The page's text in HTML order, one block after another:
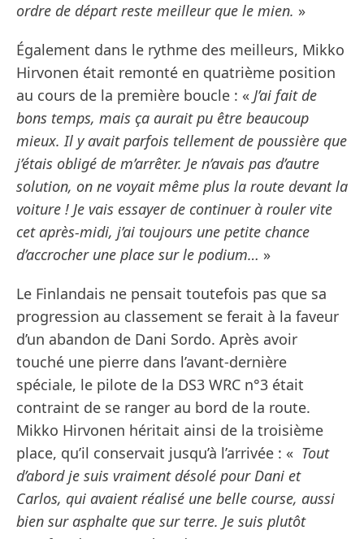
ordre de départ reste meilleur que le mien. »
Également dans le rythme des meilleurs, Mikko
Hirvonen était remonté en quatrième position
au cours de la première boucle : « J’ai fait de
bons temps, mais ça aurait pu être beaucoup
mieux. Il y avait parfois tellement de poussière que
j’étais obligé de m’arrêter. Je n’avais pas d’autre
solution, on ne voyait même plus la route devant la
voiture ! Je vais essayer de continuer à rouler vite
cet après-midi, j’ai toujours une petite chance
d’accrocher une place sur le podium… »
Le Finlandais ne pensait toutefois pas que sa
progression au classement se ferait à la faveur
d’un abandon de Dani Sordo. Après avoir
touché une pierre dans l’avant-dernière
spéciale, le pilote de la DS3 WRC n°3 était
contraint de se ranger au bord de la route.
Mikko Hirvonen héritait ainsi de la troisième
place, qu’il conservait jusqu’à l’arrivée : « Tout
d’abord je suis vraiment désolé pour Dani et
Carlos, qui avaient réalisé une belle course, aussi
bien sur asphalte que sur terre. Je suis plutôt